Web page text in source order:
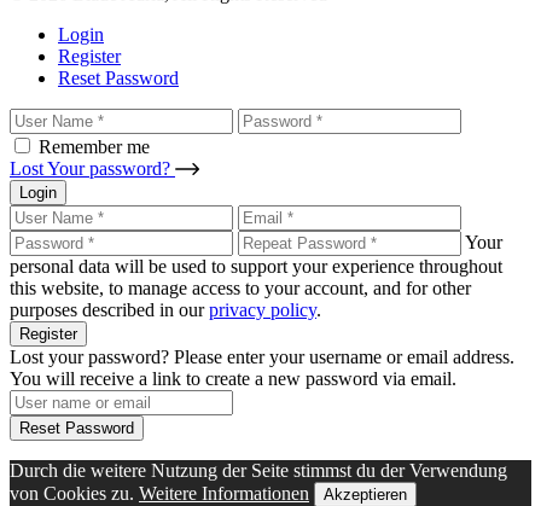
Login
Register
Reset Password
Remember me
Lost Your password?
Login
Your
personal data will be used to support your experience throughout
this website, to manage access to your account, and for other
purposes described in ourprivacy policy.
Register
Lost your password? Please enter your username or email address.
You will receive a link to create a new password via email.
Reset Password
Durch die weitere Nutzung der Seite stimmst du der Verwendung
von Cookies zu. Weitere Informationen Akzeptieren